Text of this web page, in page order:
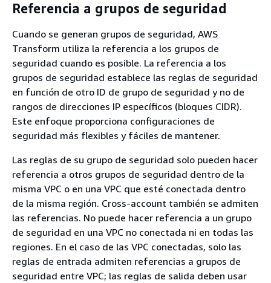
Referencia a grupos de seguridad
Cuando se generan grupos de seguridad, AWS
Transform utiliza la referencia a los grupos de
seguridad cuando es posible. La referencia a los
grupos de seguridad establece las reglas de seguridad
en función de otro ID de grupo de seguridad y no de
rangos de direcciones IP específicos (bloques CIDR).
Este enfoque proporciona configuraciones de
seguridad más flexibles y fáciles de mantener.
Las reglas de su grupo de seguridad solo pueden hacer
referencia a otros grupos de seguridad dentro de la
misma VPC o en una VPC que esté conectada dentro
de la misma región. Cross-account también se admiten
las referencias. No puede hacer referencia a un grupo
de seguridad en una VPC no conectada ni en todas las
regiones. En el caso de las VPC conectadas, solo las
reglas de entrada admiten referencias a grupos de
seguridad entre VPC; las reglas de salida deben usar